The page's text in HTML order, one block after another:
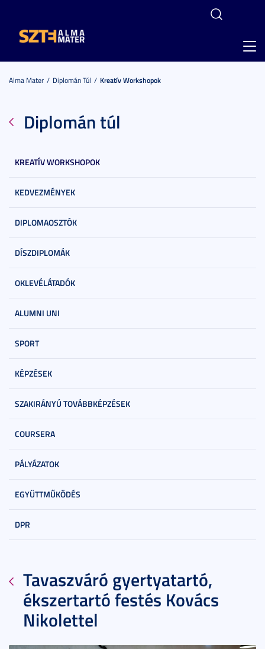
Alma Mater Diplomán Túl Kreatív Workshopok
Diplomán túl
KREATÍV WORKSHOPOK
KEDVEZMÉNYEK
DIPLOMAOSZTÓK
DÍSZDIPLOMÁK
OKLEVÉLÁTADÓK
ALUMNI UNI
SPORT
KÉPZÉSEK
SZAKIRÁNYÚ TOVÁBBKÉPZÉSEK
COURSERA
PÁLYÁZATOK
EGYÜTTMŰKÖDÉS
DPR
Tavaszváró gyertyatartó,
ékszertartó festés Kovács
Nikolettel